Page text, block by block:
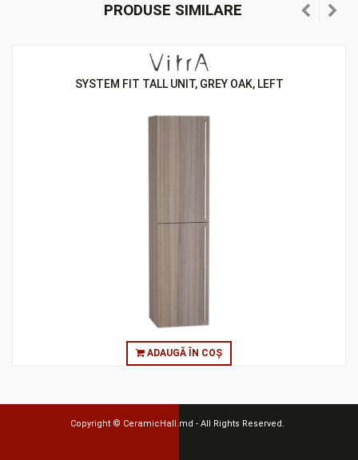
PRODUSE SIMILARE
SYSTEM FIT TALL UNIT, GREY OAK, LEFT
ADAUGĂ ÎN COȘ
Copyright © CeramicHall.md - All Rights Reserved.